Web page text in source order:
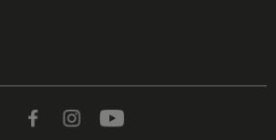
FacebookInstagramYoutube